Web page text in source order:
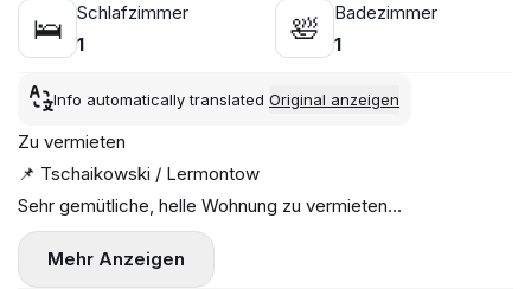
🛌
Schlafzimmer
1
🛀
Badezimmer
1
Info automatically translated Original anzeigen
Zu vermieten
📌 Tschaikowski / Lermontow
Sehr gemütliche, helle Wohnung zu vermieten
✔️ 2 Zimmer, 1 helles Schlafzimmer
✔️ 43 m²
Mehr Anzeigen